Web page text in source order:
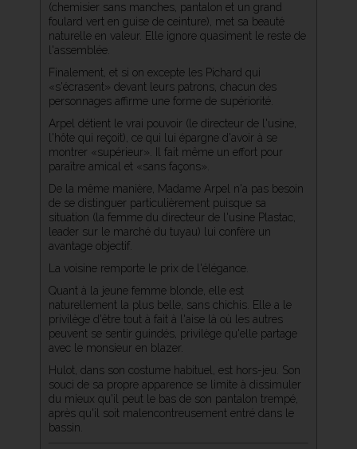
(chemisier sans manches, pantalon et un grand
foulard vert en guise de ceinture), met sa beauté
naturelle en valeur. Elle ignore quasiment le reste de
l'assemblée.
Finalement, et si on excepte les Pichard qui
«s'écrasent» devant leurs patrons, chacun des
personnages affirme une forme de supériorité.
Arpel détient le vrai pouvoir (le directeur de l'usine,
l'hôte qui reçoit), ce qui lui épargne d'avoir à se
montrer «supérieur». Il fait même un effort pour
paraître amical et «sans façons».
De la même manière, Madame Arpel n'a pas besoin
de se distinguer particulièrement puisque sa
situation (la femme du directeur de l'usine Plastac,
leader sur le marché du tuyau) lui confère un
avantage objectif.
La voisine remporte le prix de l'élégance.
Quant à la jeune femme blonde, elle est
naturellement la plus belle, sans chichis. Elle a le
privilège d'être tout à fait à l'aise là où les autres
peuvent se sentir guindés, privilège qu'elle partage
avec le monsieur en blazer.
Hulot, dans son costume habituel, est hors-jeu. Son
souci de sa propre apparence se limite à dissimuler
du mieux qu'il peut le bas de son pantalon trempé,
après qu'il soit malencontreusement entré dans le
bassin.